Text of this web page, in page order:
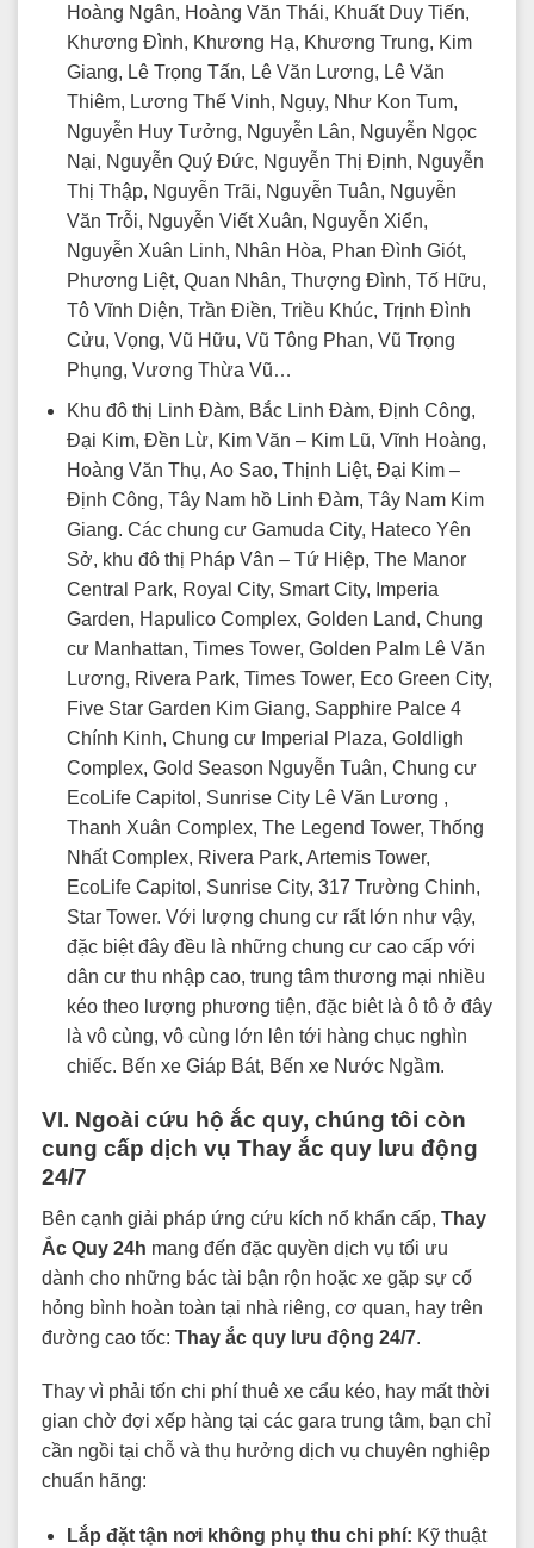
Hoàng Ngân, Hoàng Văn Thái, Khuất Duy Tiến,
Khương Đình, Khương Hạ, Khương Trung, Kim
Giang, Lê Trọng Tấn, Lê Văn Lương, Lê Văn
Thiêm, Lương Thế Vinh, Ngụy, Như Kon Tum,
Nguyễn Huy Tưởng, Nguyễn Lân, Nguyễn Ngọc
Nại, Nguyễn Quý Đức, Nguyễn Thị Định, Nguyễn
Thị Thập, Nguyễn Trãi, Nguyễn Tuân, Nguyễn
Văn Trỗi, Nguyễn Viết Xuân, Nguyễn Xiển,
Nguyễn Xuân Linh, Nhân Hòa, Phan Đình Giót,
Phương Liệt, Quan Nhân, Thượng Đình, Tố Hữu,
Tô Vĩnh Diện, Trần Điền, Triều Khúc, Trịnh Đình
Cửu, Vọng, Vũ Hữu, Vũ Tông Phan, Vũ Trọng
Phụng, Vương Thừa Vũ…
Khu đô thị Linh Đàm, Bắc Linh Đàm, Định Công,
Đại Kim, Đền Lừ, Kim Văn – Kim Lũ, Vĩnh Hoàng,
Hoàng Văn Thụ, Ao Sao, Thịnh Liệt, Đại Kim –
Định Công, Tây Nam hồ Linh Đàm, Tây Nam Kim
Giang. Các chung cư Gamuda City, Hateco Yên
Sở, khu đô thị Pháp Vân – Tứ Hiệp, The Manor
Central Park, Royal City, Smart City, Imperia
Garden, Hapulico Complex, Golden Land, Chung
cư Manhattan, Times Tower, Golden Palm Lê Văn
Lương, Rivera Park, Times Tower, Eco Green City,
Five Star Garden Kim Giang, Sapphire Palce 4
Chính Kinh, Chung cư Imperial Plaza, Goldligh
Complex, Gold Season Nguyễn Tuân, Chung cư
EcoLife Capitol, Sunrise City Lê Văn Lương ,
Thanh Xuân Complex, The Legend Tower, Thống
Nhất Complex, Rivera Park, Artemis Tower,
EcoLife Capitol, Sunrise City, 317 Trường Chinh,
Star Tower. Với lượng chung cư rất lớn như vậy,
đặc biệt đây đều là những chung cư cao cấp với
dân cư thu nhập cao, trung tâm thương mại nhiều
kéo theo lượng phương tiện, đặc biêt là ô tô ở đây
là vô cùng, vô cùng lớn lên tới hàng chục nghìn
chiếc. Bến xe Giáp Bát, Bến xe Nước Ngầm.
VI. Ngoài cứu hộ ắc quy, chúng tôi còn
cung cấp dịch vụ Thay ắc quy lưu động
24/7
Bên cạnh giải pháp ứng cứu kích nổ khẩn cấp, Thay
Ắc Quy 24h mang đến đặc quyền dịch vụ tối ưu
dành cho những bác tài bận rộn hoặc xe gặp sự cố
hỏng bình hoàn toàn tại nhà riêng, cơ quan, hay trên
đường cao tốc: Thay ắc quy lưu động 24/7.
Thay vì phải tốn chi phí thuê xe cẩu kéo, hay mất thời
gian chờ đợi xếp hàng tại các gara trung tâm, bạn chỉ
cần ngồi tại chỗ và thụ hưởng dịch vụ chuyên nghiệp
chuẩn hãng:
Lắp đặt tận nơi không phụ thu chi phí: Kỹ thuật